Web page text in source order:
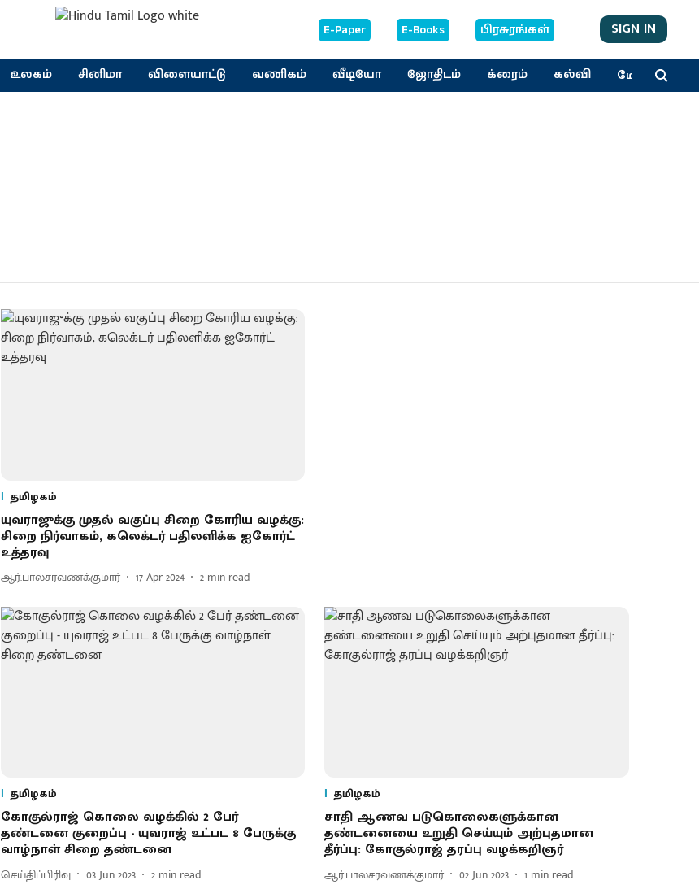
E-Paper E-Books பிரசுரங்கள் SIGN IN
உலகம் சினிமா விளையாட்டு வணிகம் வீடியோ ஜோதிடம் க்ரைம் கல்வி மேலும்
தமிழகம்
யுவராஜுக்கு முதல் வகுப்பு சிறை கோரிய வழக்கு:
சிறை நிர்வாகம், கலெக்டர் பதிலளிக்க ஐகோர்ட்
உத்தரவு
ஆர்.பாலசரவணக்குமார் 17 Apr 2024 2 min read
தமிழகம்
கோகுல்ராஜ் கொலை வழக்கில் 2 பேர்
தண்டனை குறைப்பு - யுவராஜ் உட்பட 8 பேருக்கு
வாழ்நாள் சிறை தண்டனை
செய்திப்பிரிவு 03 Jun 2023 2 min read
தமிழகம்
சாதி ஆணவ படுகொலைகளுக்கான
தண்டனையை உறுதி செய்யும் அற்புதமான
தீர்ப்பு: கோகுல்ராஜ் தரப்பு வழக்கறிஞர்
ஆர்.பாலசரவணக்குமார் 02 Jun 2023 1 min read